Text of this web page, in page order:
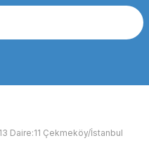
Daire:11 Çekmeköy/İstanbul